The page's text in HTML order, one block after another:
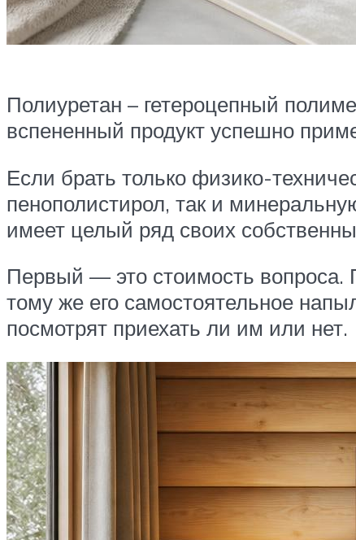
Полиуретан – гетероцепный
вспененный продукт успешно
Если брать только физико-
пенополистирол, так и
имеет целый ряд своих
Первый — это стоимость вопроса.
тому же его самостоятельное
посмотрят приехать ли им или нет.